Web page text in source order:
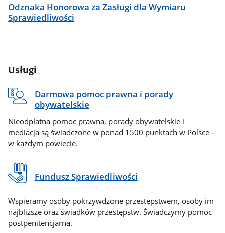
Odznaka Honorowa za Zasługi dla Wymiaru
Sprawiedliwości
Usługi
Darmowa pomoc prawna i porady
obywatelskie
Nieodpłatna pomoc prawna, porady obywatelskie i
mediacja są świadczone w ponad 1500 punktach w Polsce –
w każdym powiecie.
Fundusz Sprawiedliwości
Wspieramy osoby pokrzywdzone przestępstwem, osoby im
najbliższe oraz świadków przestępstw. Świadczymy pomoc
postpenitencjarną.